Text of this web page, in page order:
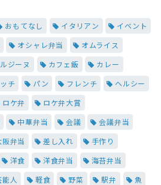
おもてなし イタリアン
イベント
オシャレ弁当
オムライス
ジーヌ カフェ飯
カレー
チ パン フレンチ
ヘルシー
ロケ弁
ロケ弁大賞
中華弁当 会議
会議弁当
阪弁当 差し入れ
手作り
洋食 洋食弁当
海苔弁当
能人 軽食 野菜 駅弁
魚